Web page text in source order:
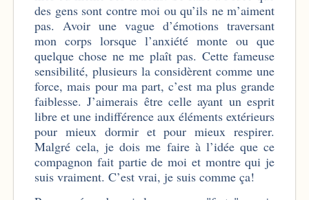
des gens sont contre moi ou qu’ils ne m’aiment
pas. Avoir une vague d’émotions traversant
mon corps lorsque l’anxiété monte ou que
quelque chose ne me plaît pas. Cette fameuse
sensibilité, plusieurs la considèrent comme une
force, mais pour ma part, c’est ma plus grande
faiblesse. J’aimerais être celle ayant un esprit
libre et une indifférence aux éléments extérieurs
pour mieux dormir et pour mieux respirer.
Malgré cela, je dois me faire à l’idée que ce
compagnon fait partie de moi et montre qui je
suis vraiment. C’est vrai, je suis comme ça!